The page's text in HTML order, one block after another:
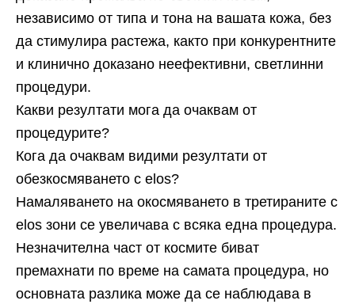
независимо от типа и тона на вашата кожа, без
да стимулира растежа, както при конкурентните
и клинично доказано неефективни, светлинни
процедури.
Какви резултати мога да очаквам от
процедурите?
Кога да очаквам видими резултати от
обезкосмяването с elos?
Намаляването на окосмяването в третираните с
elos зони се увеличава с всяка една процедура.
Незначителна част от космите биват
премахнати по време на самата процедура, но
основната разлика може да се наблюдава в